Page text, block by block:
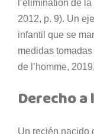
l’élimination de
2012, p. 9). Un
infantil que se
medidas
de l’homme,
Derecho
Un recién nacido